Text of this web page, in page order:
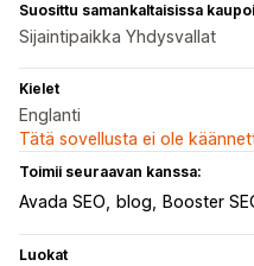
Suosittu samankaltaisissa
Sijaintipaikka Yhdysvallat
Kielet
Englanti
Tätä sovellusta ei ole
Toimii seuraavan kanssa:
Avada SEO blog Booster
Luokat